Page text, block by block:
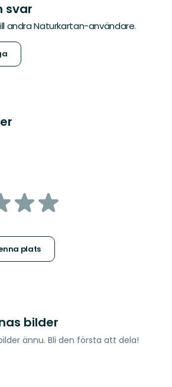
svar
andra Naturkartan-användare.
plats
bilder
ännu. Bli den första att dela!